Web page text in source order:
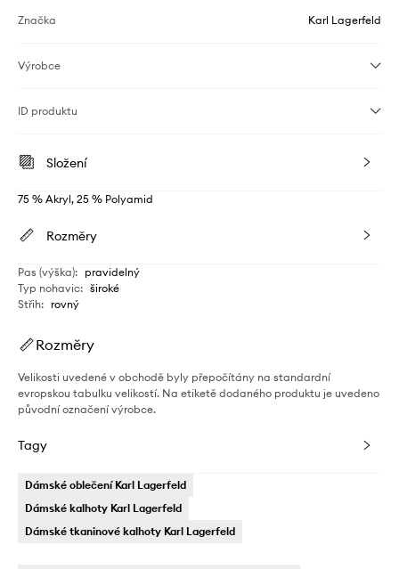
Značka Karl Lagerfeld
Výrobce
ID produktu
Složení
75 % Akryl, 25 % Polyamid
Rozměry
Pas (výška): pravidelný
Typ nohavic: široké
Střih: rovný
Rozměry
Velikosti uvedené v obchodě byly přepočítány na standardní
evropskou tabulku velikostí. Na etiketě dodaného produktu je uvedeno
původní označení výrobce.
Tagy
Dámské oblečení Karl Lagerfeld
Dámské kalhoty Karl Lagerfeld
Dámské tkaninové kalhoty Karl Lagerfeld